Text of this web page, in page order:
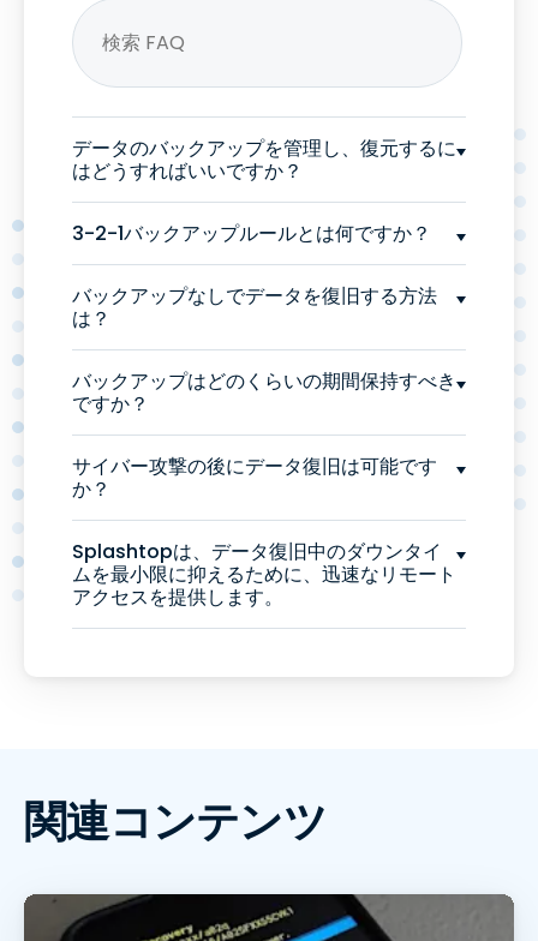
データのバックアップを管理し、復元するに
はどうすればいいですか？
3-2-1バックアップルールとは何ですか？
バックアップなしでデータを復旧する方法
は？
バックアップはどのくらいの期間保持すべき
ですか？
サイバー攻撃の後にデータ復旧は可能です
か？
Splashtopは、データ復旧中のダウンタイ
ムを最小限に抑えるために、迅速なリモート
アクセスを提供します。
関連コンテンツ